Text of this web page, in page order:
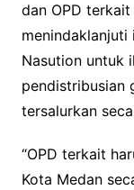
dan OPD
menindaklanjuti
Nasution untuk
pendistribusian
tersalurkan
“OPD terkait
Kota Medan